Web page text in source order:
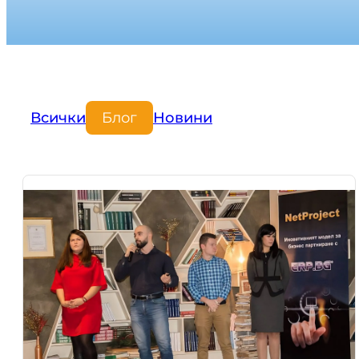
Всички Блог Новини